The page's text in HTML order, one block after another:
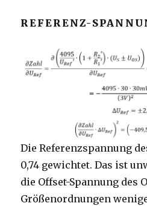
REFERENZ-
Die Referenzspannung
0,74 gewichtet. Das ist
die Offset-Spannung des
Größenordnungen